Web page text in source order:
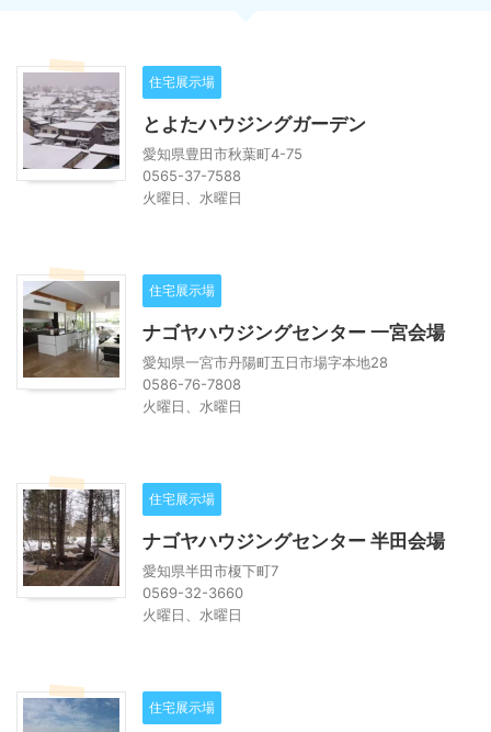
住宅展示場
とよたハウジングガーデン
愛知県豊田市秋葉町4-75
0565-37-7588
火曜日、水曜日
住宅展示場
ナゴヤハウジングセンター 一宮会場
愛知県一宮市丹陽町五日市場字本地28
0586-76-7808
火曜日、水曜日
住宅展示場
ナゴヤハウジングセンター 半田会場
愛知県半田市榎下町7
0569-32-3660
火曜日、水曜日
住宅展示場